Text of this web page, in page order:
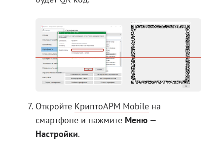
Откройте КриптоАРМ Mobile на
смартфоне и нажмите Меню —
Настройки.